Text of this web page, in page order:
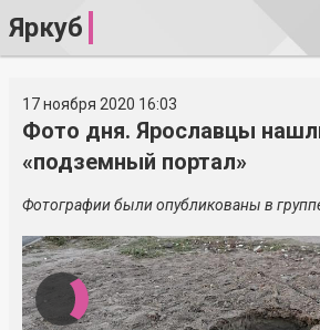
Яркуб
17 ноября 2020 16:03
Фото дня. Ярославцы
«подземный портал»
Фотографии были опубликованы в